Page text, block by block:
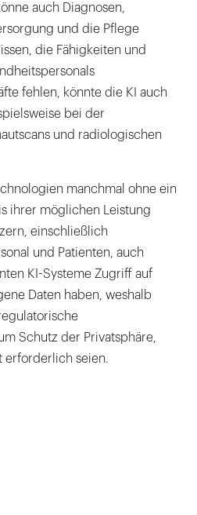
auch Diagnosen,
und die Pflege
die Fähigkeiten und
fehlen, könnte die KI auch
bei der
und radiologischen
manchmal ohne ein
ihrer möglichen Leistung
einschließlich
und Patienten, auch
KI-Systeme Zugriff auf
Daten haben, weshalb
Schutz der Privatsphäre,
erforderlich seien.